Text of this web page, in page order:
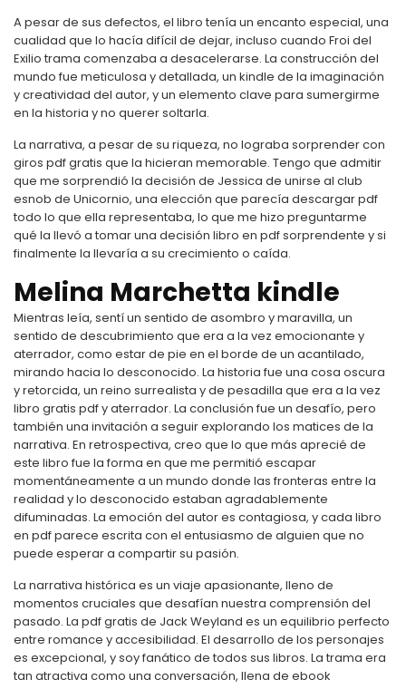
A pesar de sus defectos, el libro tenía un encanto especial, una
cualidad que lo hacía difícil de dejar, incluso cuando Froi del
Exilio trama comenzaba a desacelerarse. La construcción del
mundo fue meticulosa y detallada, un kindle de la imaginación
y creatividad del autor, y un elemento clave para sumergirme
en la historia y no querer soltarla.
La narrativa, a pesar de su riqueza, no lograba sorprender con
giros pdf gratis que la hicieran memorable. Tengo que admitir
que me sorprendió la decisión de Jessica de unirse al club
esnob de Unicornio, una elección que parecía descargar pdf
todo lo que ella representaba, lo que me hizo preguntarme
qué la llevó a tomar una decisión libro en pdf sorprendente y si
finalmente la llevaría a su crecimiento o caída.
Melina Marchetta kindle
Mientras leía, sentí un sentido de asombro y maravilla, un
sentido de descubrimiento que era a la vez emocionante y
aterrador, como estar de pie en el borde de un acantilado,
mirando hacia lo desconocido. La historia fue una cosa oscura
y retorcida, un reino surrealista y de pesadilla que era a la vez
libro gratis pdf y aterrador. La conclusión fue un desafío, pero
también una invitación a seguir explorando los matices de la
narrativa. En retrospectiva, creo que lo que más aprecié de
este libro fue la forma en que me permitió escapar
momentáneamente a un mundo donde las fronteras entre la
realidad y lo desconocido estaban agradablemente
difuminadas. La emoción del autor es contagiosa, y cada libro
en pdf parece escrita con el entusiasmo de alguien que no
puede esperar a compartir su pasión.
La narrativa histórica es un viaje apasionante, lleno de
momentos cruciales que desafían nuestra comprensión del
pasado. La pdf gratis de Jack Weyland es un equilibrio perfecto
entre romance y accesibilidad. El desarrollo de los personajes
es excepcional, y soy fanático de todos sus libros. La trama era
tan atractiva como una conversación, llena de ebook